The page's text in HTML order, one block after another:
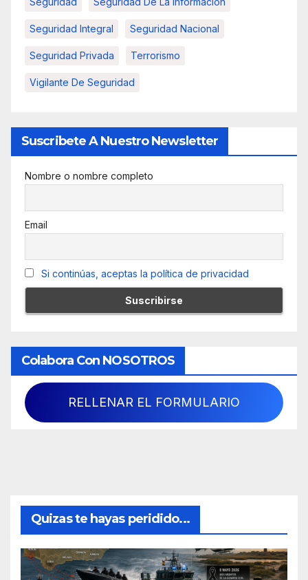
Seguridad Integral Seguridad Nacional
Seguridad Privada Terrorismo
Vigilante De Seguridad
Suscribete A Nuestro Newsletter
Nombre o nombre completo
Email
Si continúas, aceptas la política de privacidad
Colabora Con NOSOTROS
RELLENAR EL FORMULARIO
Quizas te hayas peridido...